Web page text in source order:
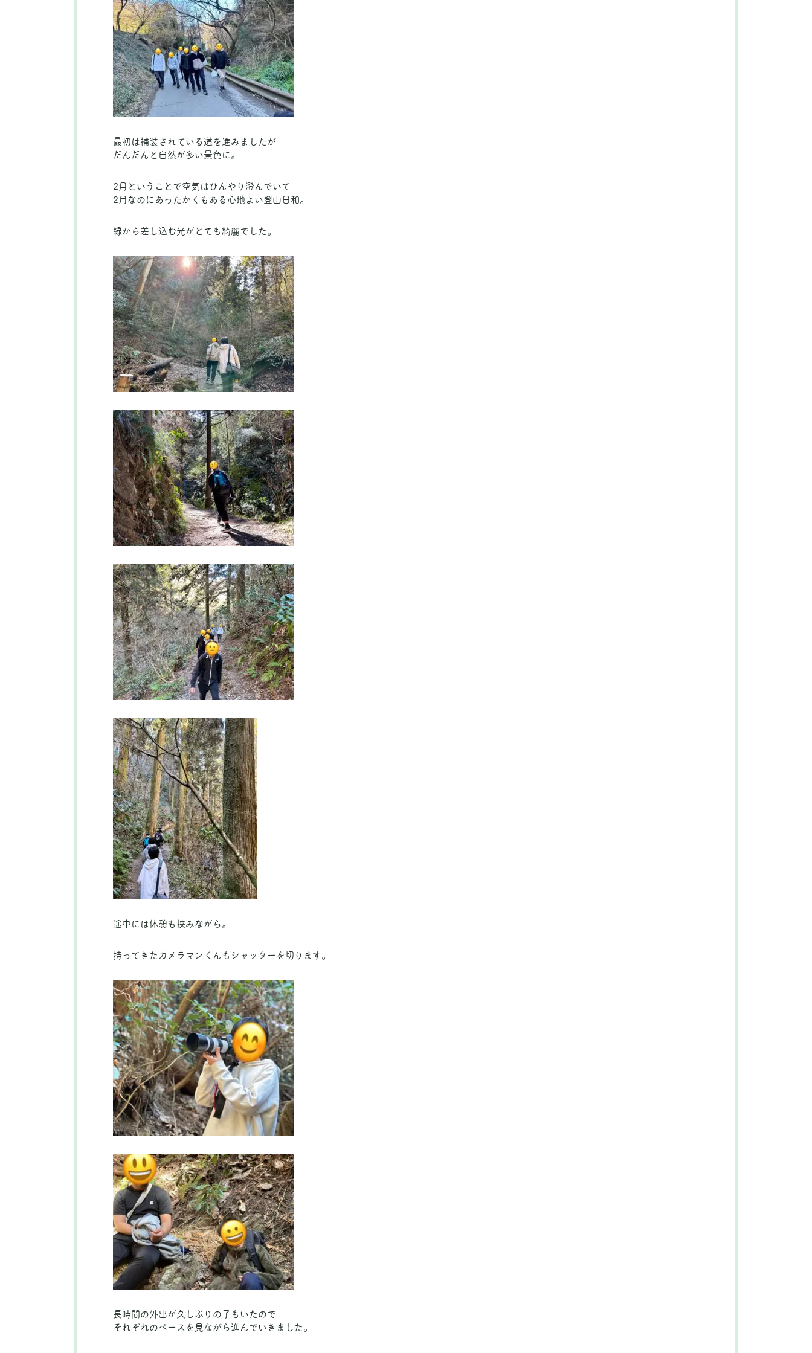
最初は補装されている道を進みましたが
だんだんと自然が多い景色に。
2月ということで空気はひんやり澄んでいて
2月なのにあったかくもある心地よい登山日和。
緑から差し込む光がとても綺麗でした。
途中には休憩も挟みながら。
持ってきたカメラマンくんもシャッターを切ります。
長時間の外出が久しぶりの子もいたので
それぞれのペースを見ながら進んでいきました。